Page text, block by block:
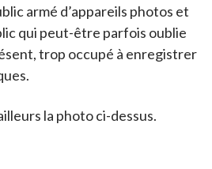
armé d’appareils photos et
qui peut-être parfois oublie
trop occupé à enregistrer
la photo ci-dessus.